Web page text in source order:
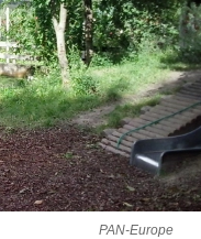
PAN-Europe